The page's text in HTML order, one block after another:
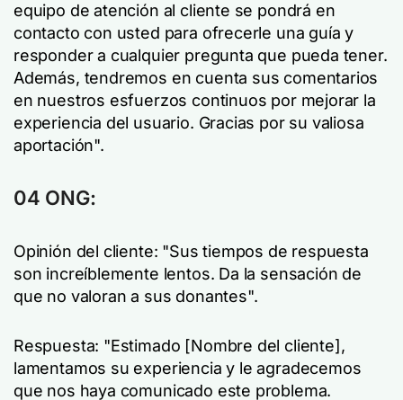
equipo de atención al cliente se pondrá en
contacto con usted para ofrecerle una guía y
responder a cualquier pregunta que pueda tener.
Además, tendremos en cuenta sus comentarios
en nuestros esfuerzos continuos por mejorar la
experiencia del usuario. Gracias por su valiosa
aportación".
04 ONG:
Opinión del cliente: "Sus tiempos de respuesta
son increíblemente lentos. Da la sensación de
que no valoran a sus donantes".
Respuesta: "Estimado [Nombre del cliente],
lamentamos su experiencia y le agradecemos
que nos haya comunicado este problema.